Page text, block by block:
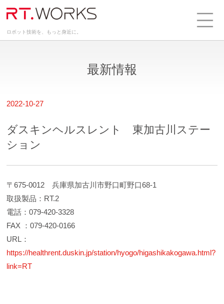
ロボット技術を、もっと身近に。
最新情報
2022-10-27
ダスキンヘルスレント 東加古川ステー
ション
〒675-0012 兵庫県加古川市野口町野口68-1
取扱製品：RT.2
電話：079-420-3328
FAX ：079-420-0166
URL：
https://healthrent.duskin.jp/station/hyogo/higashikakogawa.html?
link=RT